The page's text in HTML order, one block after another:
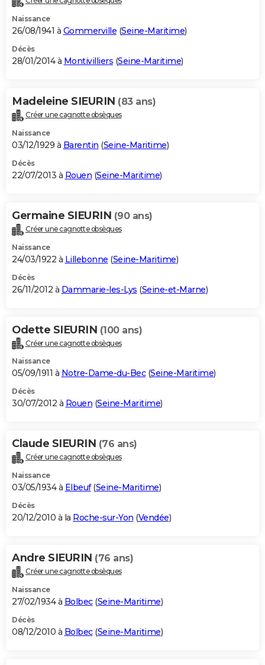
Naissance
26/08/1941 à Gommerville (Seine-Maritime)
Décès
28/01/2014 à Montivilliers (Seine-Maritime)
Madeleine SIEURIN (83 ans)
Créer une cagnotte obsèques
Naissance
03/12/1929 à Barentin (Seine-Maritime)
Décès
22/07/2013 à Rouen (Seine-Maritime)
Germaine SIEURIN (90 ans)
Créer une cagnotte obsèques
Naissance
24/03/1922 à Lillebonne (Seine-Maritime)
Décès
26/11/2012 à Dammarie-les-Lys (Seine-et-Marne)
Odette SIEURIN (100 ans)
Créer une cagnotte obsèques
Naissance
05/09/1911 à Notre-Dame-du-Bec(Seine-Maritime)
Décès
30/07/2012 à Rouen (Seine-Maritime)
Claude SIEURIN (76 ans)
Créer une cagnotte obsèques
Naissance
03/05/1934 à Elbeuf(Seine-Maritime)
Décès
20/12/2010 à la Roche-sur-Yon (Vendée)
Andre SIEURIN (76 ans)
Créer une cagnotte obsèques
Naissance
27/02/1934 à Bolbec(Seine-Maritime)
Décès
08/12/2010 à Bolbec(Seine-Maritime)